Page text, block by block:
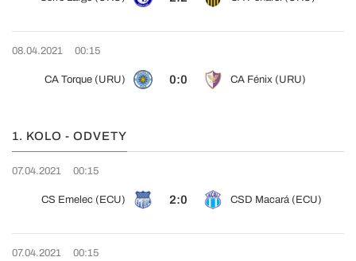
08.04.2021 00:15
CA Torque (URU) 0:0 CA Fénix (URU)
1. KOLO - ODVETY
07.04.2021 00:15
CS Emelec (ECU) 2:0 CSD Macará (ECU)
07.04.2021 00:15